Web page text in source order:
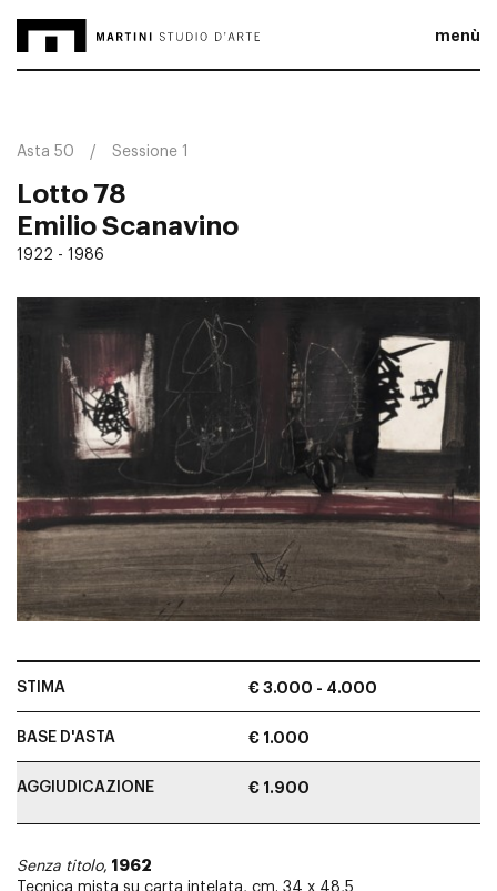
menù
Asta 50 Sessione 1
Lotto 78
Emilio Scanavino
1922 - 1986
STIMA € 3.000 - 4.000
BASE D'ASTA € 1.000
AGGIUDICAZIONE € 1.900
Senza titolo, 1962
Tecnica mista su carta intelata, cm. 34 x 48,5